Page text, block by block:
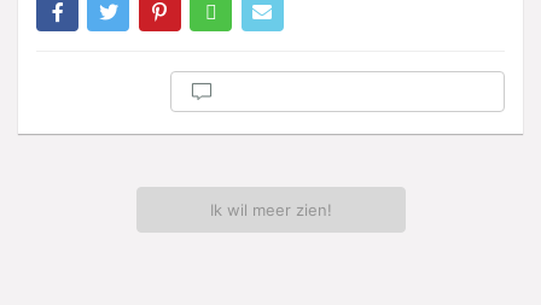
Ik wil meer zien!